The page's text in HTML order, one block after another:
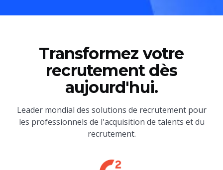
Transformez votre
recrutement dès
aujourd'hui.
Leader mondial des solutions de recrutement pour
les professionnels de l'acquisition de talents et du
recrutement.